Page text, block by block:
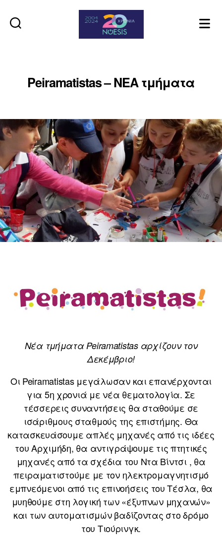
Peiramatistas – ΝΕΑ τμήματα
Νέα τμήματα Peiramatistas αρχίζουν τον
Δεκέμβριο!
Οι Peiramatistas μεγάλωσαν και επανέρχονται
για 5η χρονιά με νέα θεματολογία. Σε
τέσσερεις συναντήσεις θα σταθούμε σε
ισάριθμους σταθμούς της επιστήμης. Θα
κατασκευάσουμε απλές μηχανές από τις ιδέες
του Αρχιμήδη, θα αντιγράψουμε τις πτητικές
μηχανές από τα σχέδια του Ντα Βίντσι , θα
πειραματιστούμε με τον ηλεκτρομαγνητισμό
εμπνεόμενοι από τις επινοήσεις του Τέσλα, θα
μυηθούμε στη λογική των «έξυπνων μηχανών»
και των αυτοματισμών βαδίζοντας στο δρόμο
του Τιούρινγκ.